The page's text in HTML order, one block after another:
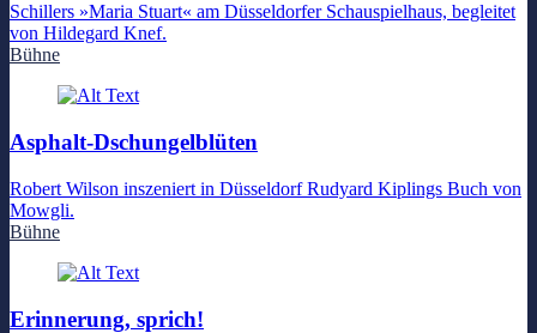
Schillers »Maria Stuart« am Düsseldorfer Schauspielhaus, begleitet
von Hildegard Knef.
Bühne
Asphalt-Dschungelblüten
Robert Wilson inszeniert in Düsseldorf Rudyard Kiplings Buch von
Mowgli.
Bühne
Erinnerung, sprich!